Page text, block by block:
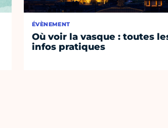
ÉVÈNEMENT
Où voir la vasque : toutes
infos pratiques